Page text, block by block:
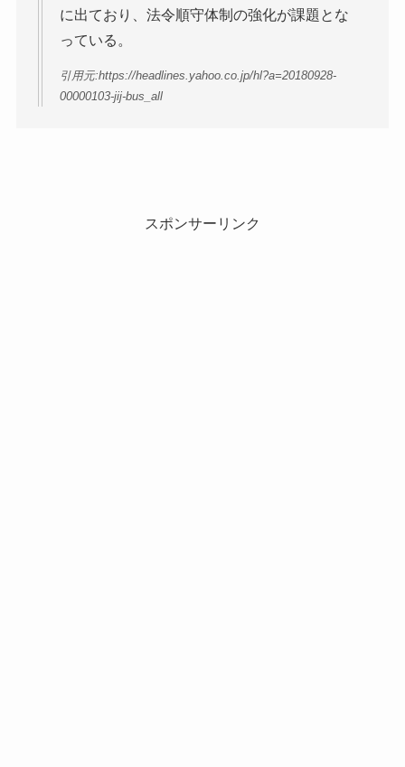
に出ており、法令順守体制の強化が課題とな
っている。
引用元:https://headlines.yahoo.co.jp/hl?a=20180928-
00000103-jij-bus_all
スポンサーリンク